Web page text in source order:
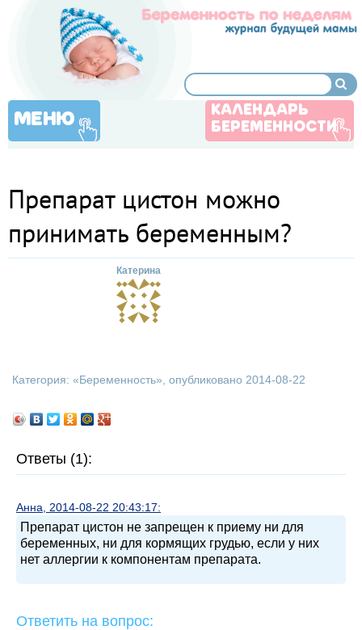
МЕНЮ
КАЛЕНДАРЬ
БЕРЕМЕННОСТИ
Препарат цистон можно
принимать беременным?
Катерина
Категория: «Беременность», опубликовано 2014-08-22
Ответы (1):
Анна, 2014-08-22 20:43:17:
Препарат цистон не запрещен к приему ни для
беременных, ни для кормящих грудью, если у них
нет аллергии к компонентам препарата.
Ответить на вопрос: